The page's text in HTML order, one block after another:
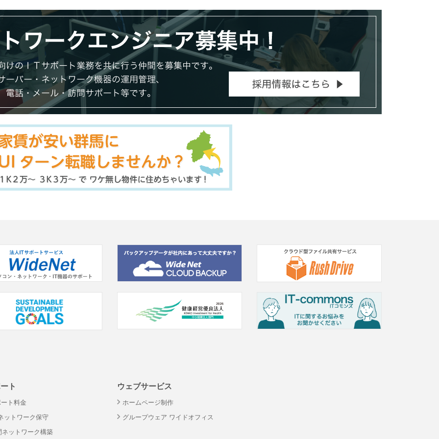
ト
ト料金
ットワーク保守
ネットワーク構築
ウェブサービス
ホームページ制作
グループウェア ワイドオフィス